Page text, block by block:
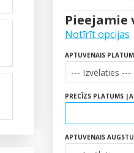
Notīrīt opcijas
APTUVENAIS
PRECĪZS PLATUMS
APTUVENAIS